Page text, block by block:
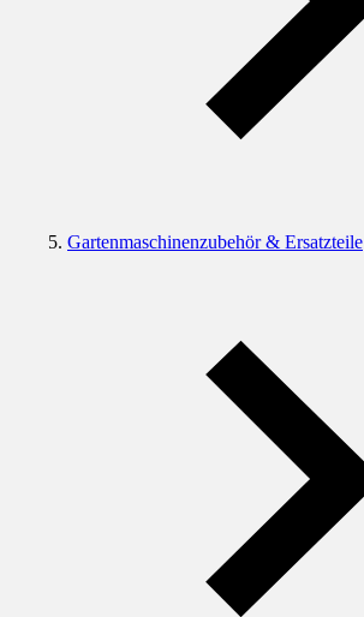
Gartenmaschinenzubehör & Ersatzteile